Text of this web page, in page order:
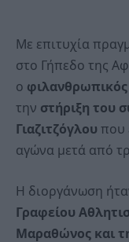
Με επιτυχία
στο Γήπεδο της
ο
την στήριξη του
Γιαζιτζόγλου που
αγώνα μετά από
Η διοργάνωση
Γραφείου
Μαραθώνος και